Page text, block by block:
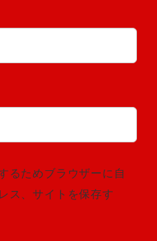
るためブラウザーに自
ス、サイトを保存す